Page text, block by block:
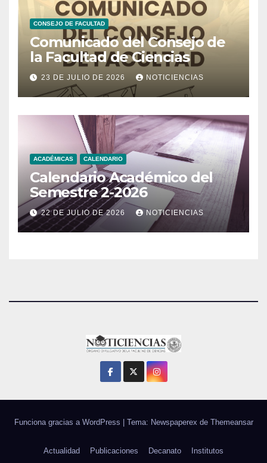
CONSEJO DE FACULTAD
Comunicado del Consejo de
la Facultad de Ciencias
23 DE JULIO DE 2026 NOTICIENCIAS
ACADÉMICAS CALENDARIO
Calendario Académico del
Semestre 2-2026
22 DE JULIO DE 2026 NOTICIENCIAS
Funciona gracias a WordPress Tema: Newspaperex de Themeansar
Actualidad Publicaciones Decanato Institutos